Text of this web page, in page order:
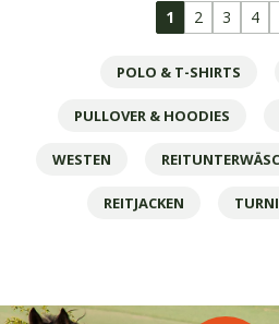
1 2 3 4
POLO & T-SHIRTS
PULLOVER & HOODIES
WESTEN
REITJACKEN